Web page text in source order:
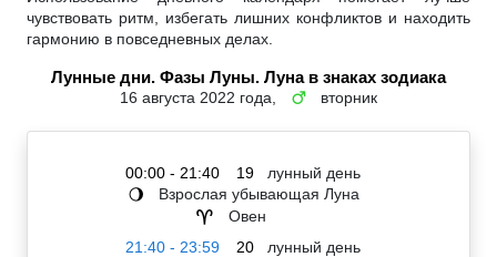
чувствовать ритм, избегать лишних конфликтов и находить
гармонию в повседневных делах.
Лунные дни. Фазы Луны. Луна в знаках зодиака
16 августа 2022 года, ♂ вторник
00:00 - 21:40 19 лунный день
🌖 Взрослая убывающая Луна
♈
Овен
21:40 - 23:59
20 лунный день